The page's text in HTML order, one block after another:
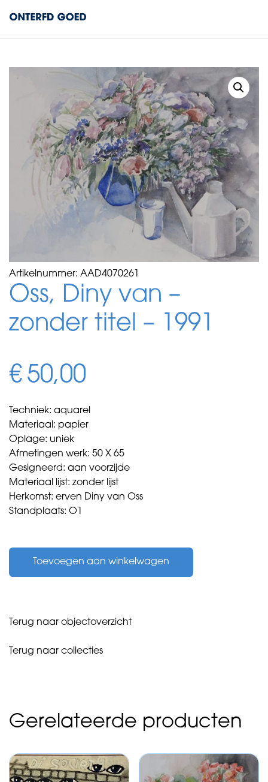
Artikelnummer: AAD4070261
Oss, Diny van –
zonder titel – 1991
€ 50,00
Techniek: aquarel
Materiaal: papier
Oplage: uniek
Afmetingen werk: 50 X 65
Gesigneerd: aan voorzijde
Materiaal lijst: zonder lijst
Herkomst: erven Diny van Oss
Standplaats: O1
Diny
-
-
aantal
Toevoegen aan winkelwagen
Terug naar objectoverzicht
Terug naar collecties
Gerelateerde producten